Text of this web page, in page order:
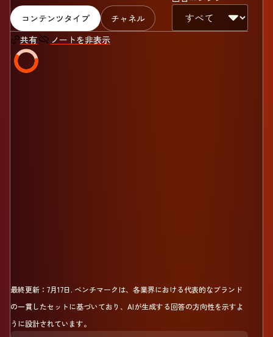
コンテンツタイプ チャネル
共有 ノートを非表示
最終更新： 7月17日. ベンチマークは、各業界における代表的なブランド
の一貫したセットに基づいており、AIが生成する回答の方向性を示すよ
うに設計されています。